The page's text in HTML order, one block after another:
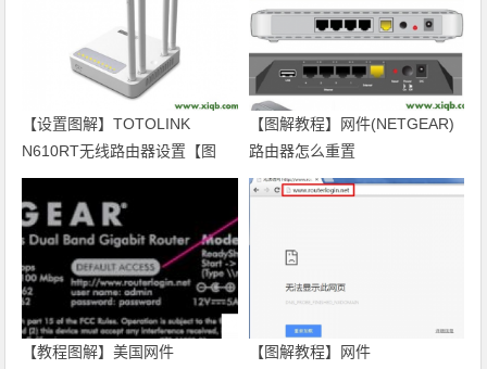
【设置图解】TOTOLINK
N610RT无线路由器设置【图
文】教程
【图解教程】网件(NETGEAR)
路由器怎么重置
【教程图解】美国网件
【图解教程】网件